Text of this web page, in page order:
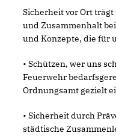
Sicherheit vor Ort
und Zusammenhalt
und Konzepte, die für
• Schützen, wer uns
Feuerwehr
Ordnungsamt gezielt
• Sicherheit durch
städtische